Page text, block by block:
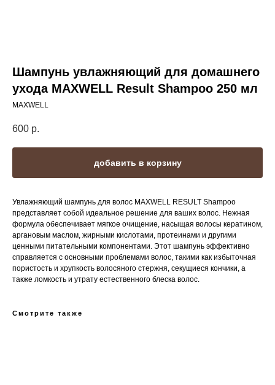
Шампунь увлажняющий для домашнего
ухода MAXWELL Result Shampoo 250 мл
MAXWELL
600 р.
добавить в корзину
Увлажняющий шампунь для волос MAXWELL RESULT Shampoo
представляет собой идеальное решение для ваших волос. Нежная
формула обеспечивает мягкое очищение, насыщая волосы кератином,
аргановым маслом, жирными кислотами, протеинами и другими
ценными питательными компонентами. Этот шампунь эффективно
справляется с основными проблемами волос, такими как избыточная
пористость и хрупкость волосяного стержня, секущиеся кончики, а
также ломкость и утрату естественного блеска волос.
Смотрите также